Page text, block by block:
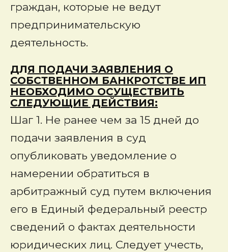
граждан, которые не ведут
предпринимательскую
деятельность.
ДЛЯ ПОДАЧИ ЗАЯВЛЕНИЯ О
СОБСТВЕННОМ БАНКРОТСТВЕ ИП
НЕОБХОДИМО ОСУЩЕСТВИТЬ
СЛЕДУЮЩИЕ ДЕЙСТВИЯ:
Шаг 1. Не ранее чем за 15 дней до
подачи заявления в суд
опубликовать уведомление о
намерении обратиться в
арбитражный суд путем включения
его в Единый федеральный реестр
сведений о фактах деятельности
юридических лиц. Следует учесть,